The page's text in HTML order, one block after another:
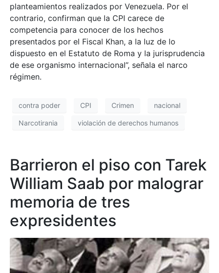
planteamientos realizados por Venezuela. Por el
contrario, confirman que la CPI carece de
competencia para conocer de los hechos
presentados por el Fiscal Khan, a la luz de lo
dispuesto en el Estatuto de Roma y la jurisprudencia
de ese organismo internacional”, señala el narco
régimen.
contra poder CPI Crimen nacional
Narcotirania violación de derechos humanos
Barrieron el piso con Tarek
William Saab por malograr
memoria de tres
expresidentes